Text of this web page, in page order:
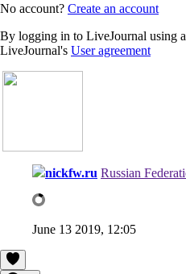
No account? Create an account
By logging in to LiveJournal using
LiveJournal's User agreement
nickfw.ru Russian
June 13 2019, 12:05